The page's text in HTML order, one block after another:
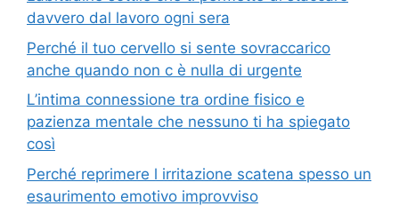
davvero dal lavoro ogni sera
Perché il tuo cervello si sente sovraccarico
anche quando non c è nulla di urgente
L’intima connessione tra ordine fisico e
pazienza mentale che nessuno ti ha spiegato
così
Perché reprimere l irritazione scatena spesso un
esaurimento emotivo improvviso